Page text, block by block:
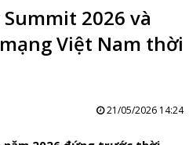
2026 và
Việt Nam thời
21/05/2026 14:24